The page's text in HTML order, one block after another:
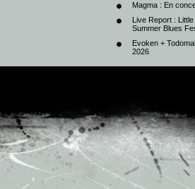
Magma : En
Live Report :
Summer Blues
Evoken +
2026